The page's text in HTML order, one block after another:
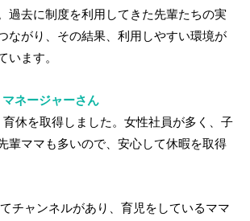
過去に制度を利用してきた先輩たちの実
ながり、その結果、利用しやすい環境が
います。
ネージャーさん
休を取得しました。女性社員が多く、子
輩ママも多いので、安心して休暇を取得
チャンネルがあり、育児をしているママ